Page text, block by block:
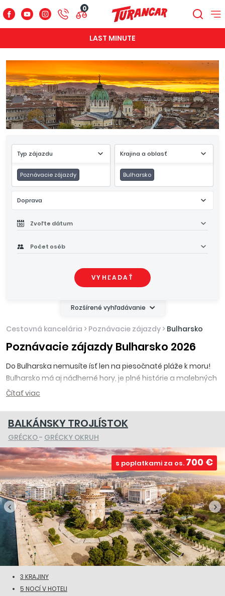
0
LAST MINUTE
Rozšírené vyhľadávanie
Typ zájazdu
Poznávacie zájazdy
Krajina a oblasť
Bulharsko
Doprava
Zvoľte dátum
Počet osôb
VYHĽADAŤ
Cestovná kancelária > Poznávacie zájazdy > Bulharsko
Poznávacie zájazdy Bulharsko 2026
Do Bulharska nemusíte ísť len na piesočnaté pláže k moru!
Bulharsko má aj nádherné hory, je plné histórie a malebných
dediniek. Spoznajte ho s nami!
Čítať viac
BALKÁNSKY TROJLÍSTOK
GRÉCKO- GRÉCKY OKRUH
s poplatkami za os. 700 €
3 KRAJINY
5 NOCÍ V HOTELI